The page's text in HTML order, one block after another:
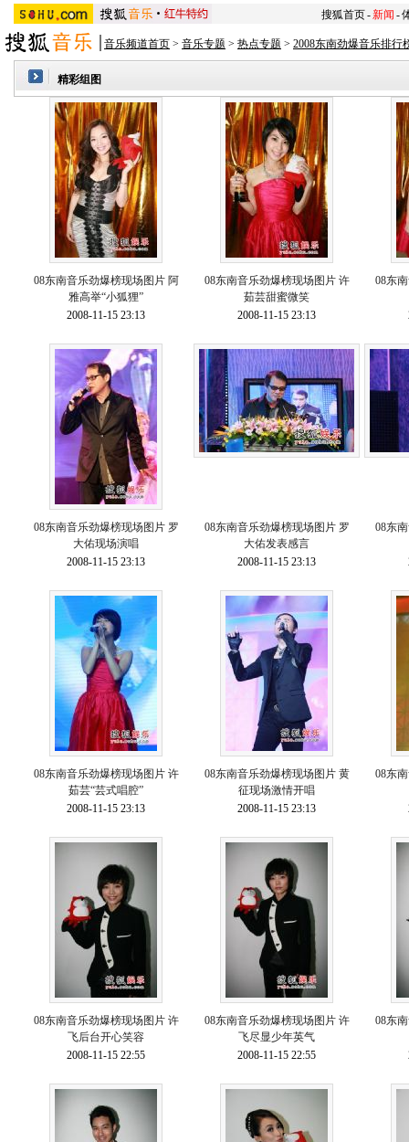
搜狐首页-新闻 -
音乐频道首页 > 音乐专题 > 热点专题 > 2008东南劲爆音乐排行
精彩组图
08东南音乐劲爆榜现场图片 阿
雅高举“小狐狸”
2008-11-15 23:13
08东南音乐劲爆榜现场图片 许
茹芸甜蜜微笑
2008-11-15 23:13
08东
08东南音乐劲爆榜现场图片 罗
大佑现场演唱
2008-11-15 23:13
08东南音乐劲爆榜现场图片 罗
大佑发表感言
2008-11-15 23:13
08东
08东南音乐劲爆榜现场图片 许
茹芸“芸式唱腔”
2008-11-15 23:13
08东南音乐劲爆榜现场图片 黄
征现场激情开唱
2008-11-15 23:13
08东
08东南音乐劲爆榜现场图片 许
飞后台开心笑容
2008-11-15 22:55
08东南音乐劲爆榜现场图片 许
飞尽显少年英气
2008-11-15 22:55
08东